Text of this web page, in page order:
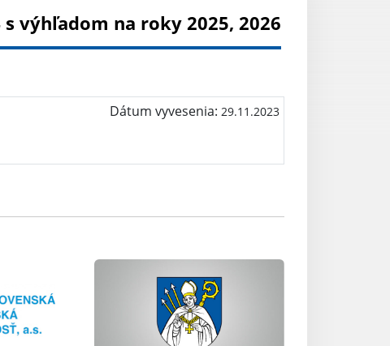
výhľadom na roky 2025, 2026
Dátum vyvesenia: 29.11.2023